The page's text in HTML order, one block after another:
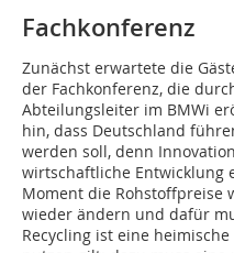
Fachkonferenz
Zunächst erwartete die
der Fachkonferenz, die
Abteilungsleiter im BMWi
hin, dass Deutschland
werden soll, denn
wirtschaftliche Entwicklung
Moment die Rohstoffpreise
wieder ändern und dafür
Recycling ist eine